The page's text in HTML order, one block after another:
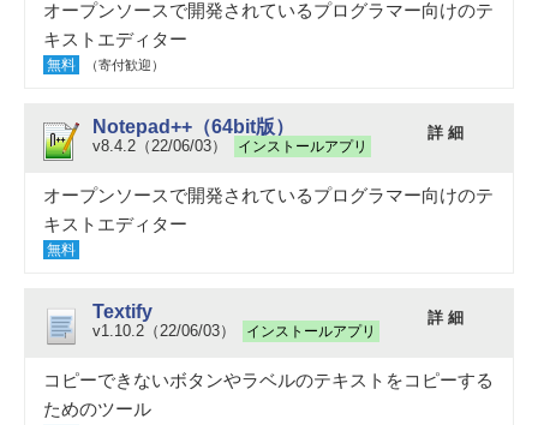
オープンソースで開発されているプログラマー向けのテ
キストエディター
無料 （寄付歓迎）
Notepad++（64bit版）
v8.4.2（22/06/03） インストールアプリ
詳 細
オープンソースで開発されているプログラマー向けのテ
キストエディター
無料
Textify
v1.10.2（22/06/03） インストールアプリ
詳 細
コピーできないボタンやラベルのテキストをコピーする
ためのツール